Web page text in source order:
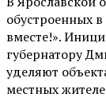
обустроенных
вместе!».
губернатору
уделяют
местных